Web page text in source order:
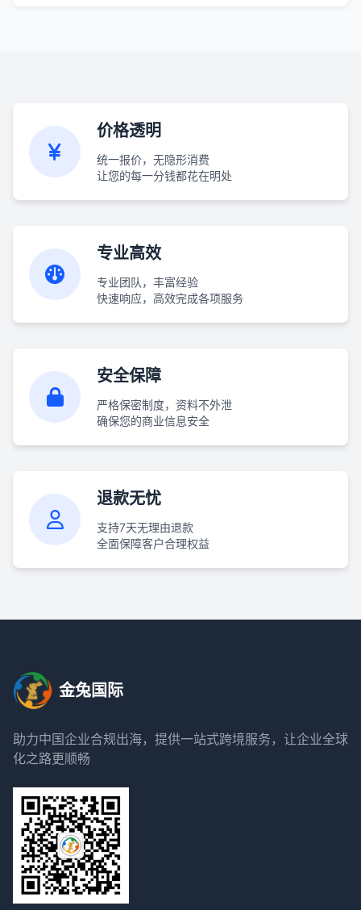
价格透明
统一报价，无隐形消费
让您的每一分钱都花在明处
专业高效
专业团队，丰富经验
快速响应，高效完成各项服务
安全保障
严格保密制度，资料不外泄
确保您的商业信息安全
退款无忧
支持7天无理由退款
全面保障客户合理权益
金兔国际
助力中国企业合规出海，提供一站式跨境服务，让企业全球
化之路更顺畅